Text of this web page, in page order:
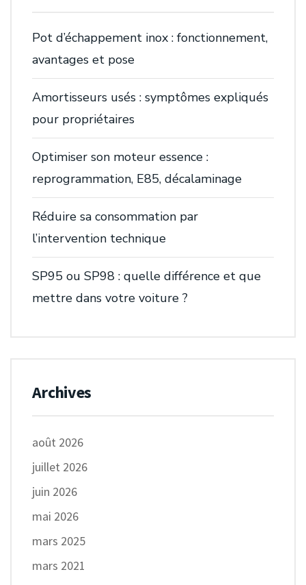
Pot d’échappement inox : fonctionnement,
avantages et pose
Amortisseurs usés : symptômes expliqués
pour propriétaires
Optimiser son moteur essence :
reprogrammation, E85, décalaminage
Réduire sa consommation par
l’intervention technique
SP95 ou SP98 : quelle différence et que
mettre dans votre voiture ?
Archives
août 2026
juillet 2026
juin 2026
mai 2026
mars 2025
mars 2021